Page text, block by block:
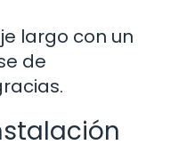
largo con un
de